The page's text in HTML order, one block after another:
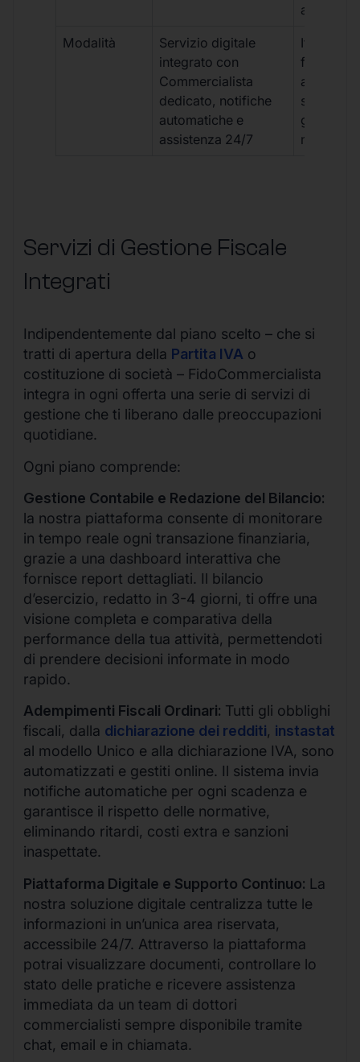
Modalità
Servizio digitale
integrato con
Commercialista
dedicato, notifiche
automatiche e
assistenza 24/7
Iter
studio e
gestione
manuale
Servizi di Gestione Fiscale
Integrati
Indipendentemente dal piano scelto – che si
tratti di apertura della Partita IVA o
costituzione di società – FidoCommercialista
integra in ogni offerta una serie di servizi di
gestione che ti liberano dalle preoccupazioni
quotidiane.
Ogni piano comprende:
Gestione Contabile e Redazione del Bilancio:
la nostra piattaforma consente di monitorare
in tempo reale ogni transazione finanziaria,
grazie a una dashboard interattiva che
fornisce report dettagliati. Il bilancio
d’esercizio, redatto in 3-4 giorni, ti offre una
visione completa e comparativa della
performance della tua attività, permettendoti
di prendere decisioni informate in modo
rapido.
Adempimenti Fiscali Ordinari: Tutti gli obblighi
fiscali, dalla dichiarazione dei redditi, instastat
al modello Unico e alla dichiarazione IVA, sono
automatizzati e gestiti online. Il sistema invia
notifiche automatiche per ogni scadenza e
garantisce il rispetto delle normative,
eliminando ritardi, costi extra e sanzioni
inaspettate.
Piattaforma Digitale e Supporto Continuo: La
nostra soluzione digitale centralizza tutte le
informazioni in un’unica area riservata,
accessibile 24/7. Attraverso la piattaforma
potrai visualizzare documenti, controllare lo
stato delle pratiche e ricevere assistenza
immediata da un team di dottori
commercialisti sempre disponibile tramite
chat, email e in chiamata.